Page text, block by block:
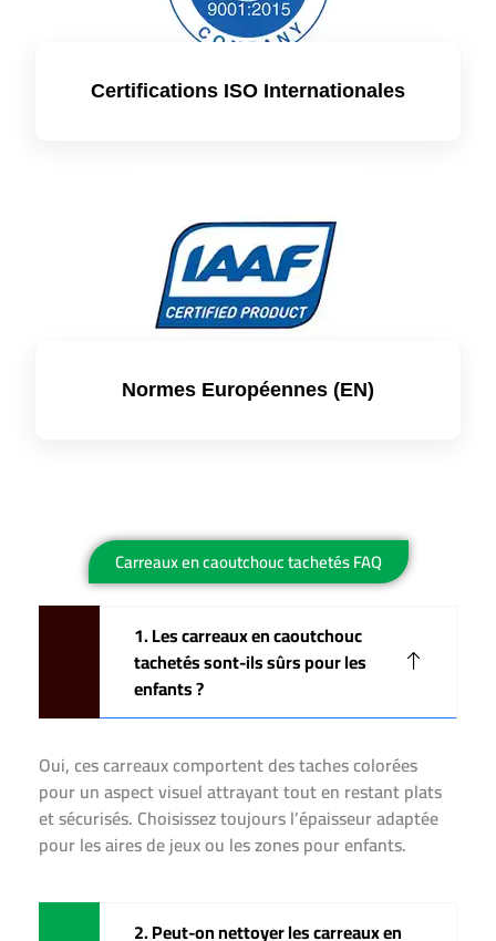
Certifications ISO Internationales
Normes Européennes (EN)
Carreaux en caoutchouc tachetés FAQ
1. Les carreaux en caoutchouc
tachetés sont-ils sûrs pour les
enfants ?
Oui, ces carreaux comportent des taches colorées
pour un aspect visuel attrayant tout en restant plats
et sécurisés. Choisissez toujours l’épaisseur adaptée
pour les aires de jeux ou les zones pour enfants.
2. Peut-on nettoyer les carreaux en